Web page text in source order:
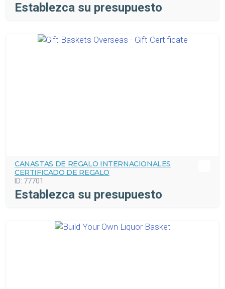
Establezca su presupuesto
CANASTAS DE REGALO INTERNACIONALES
CERTIFICADO DE REGALO
ID: 77701
Establezca su presupuesto